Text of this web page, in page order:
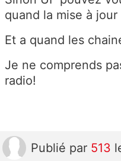
quand la mise à
Et a quand les
Je ne comprends
radio!
Publié par 513